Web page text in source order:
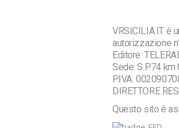
VRSICILIA.IT è
autorizzazione
Editore:
Sede: S.P.74
P.IVA:
DIRETTORE
Questo sito è